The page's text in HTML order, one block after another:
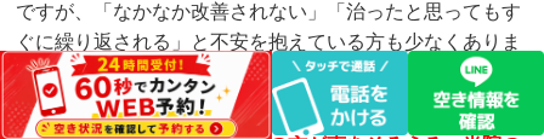
ですが、「なかなか改善されない」「治ったと思ってもす
ぐに繰り返される」と不安を抱えている方も少なくありま
せん。
そういう方にこそ受けていただきたいのが、
「1回目の施